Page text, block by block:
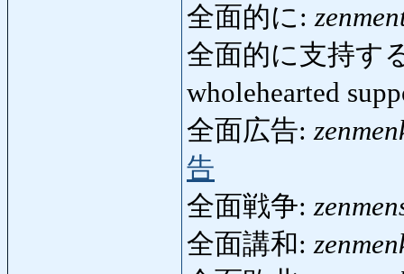
全面的に:
全面的に支持す
wholehearted
全面広告:
告
全面戦争:
全面講和: